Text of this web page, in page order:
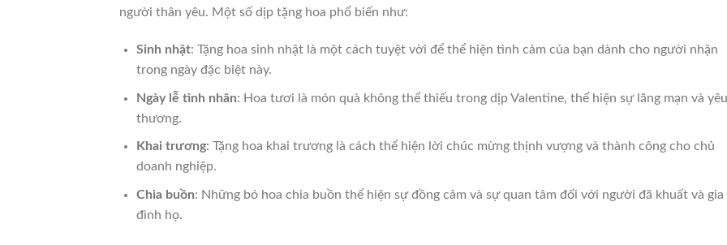
người thân yêu. Một số dịp tặng hoa phổ biến như:
Sinh nhật: Tặng hoa sinh nhật là một cách tuyệt vời để thể hiện tình cảm của bạn dành cho người nhận
trong ngày đặc biệt này.
Ngày lễ tình nhân: Hoa tươi là món quà không thể thiếu trong dịp Valentine, thể hiện sự lãng mạn và yêu
thương.
Khai trương: Tặng hoa khai trương là cách thể hiện lời chúc mừng thịnh vượng và thành công cho chủ
doanh nghiệp.
Chia buồn: Những bó hoa chia buồn thể hiện sự đồng cảm và sự quan tâm đối với người đã khuất và gia
đình họ.